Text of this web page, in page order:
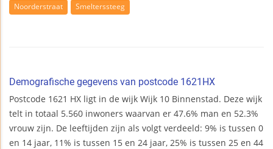
Noorderstraat
Smelterssteeg
Demografische gegevens van postcode 1621HX
Postcode 1621 HX ligt in de wijk Wijk 10 Binnenstad. Deze wijk
telt in totaal 5.560 inwoners waarvan er 47.6% man en 52.3%
vrouw zijn. De leeftijden zijn als volgt verdeeld: 9% is tussen 0
en 14 jaar, 11% is tussen 15 en 24 jaar, 25% is tussen 25 en 44